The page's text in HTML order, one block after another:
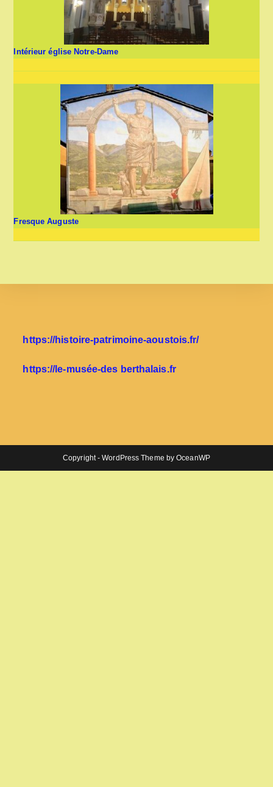
Intérieur église Notre-Dame
Fresque Auguste
https://histoire-patrimoine-aoustois.fr/
https://le-musée-des berthalais.fr
Copyright - WordPress Theme by OceanWP